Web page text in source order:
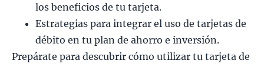
los beneficios de tu tarjeta.
Estrategias para integrar el uso de tarjetas de
débito en tu plan de ahorro e inversión.
Prepárate para descubrir cómo utilizar tu tarjeta de